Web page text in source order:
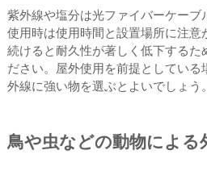
紫外線や塩分は光ファイバーケーブ
使用時は使用時間と設置場所に注意
続けると耐久性が著しく低下するた
ださい。屋外使用を前提としてい
外線に強い物を選ぶとよいでしょう。
鳥や虫などの動物による